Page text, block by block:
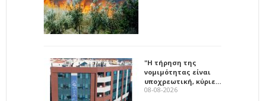
"Η τήρηση της
νομιμότητας είναι
υποχρεωτική, κύριε…
08-08-2026